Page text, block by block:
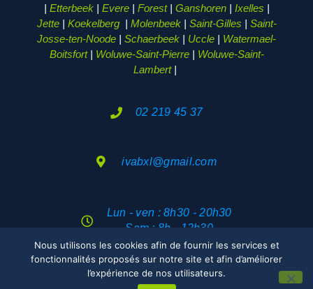
| Etterbeek| Evere| Forest| Ganshoren| Ixelles |
Jette| Koekelberg| Molenbeek | Saint-Gilles | Saint-
Josse-ten-Noode | Schaerbeek | Uccle | Watermael-
Boitsfort| Woluwe-Saint-Pierre| Woluwe-Saint-
Lambert|
02 219 45 37
ivabxl@gmail.com
Lun - ven : 8h30 - 20h30
Sam : 8h - 12h30
2026© DÉPANNAGE ÉLECTRICIEN BRUXELLES | TOUS
DROITS RÉSERVÉS |POLITIQUE DE CONFIDENTIALITÉ
Nous utilisons les cookies afin de fournir les services et
fonctionnalités proposés sur notre site et afin d’améliorer
l’expérience de nos utilisateurs.